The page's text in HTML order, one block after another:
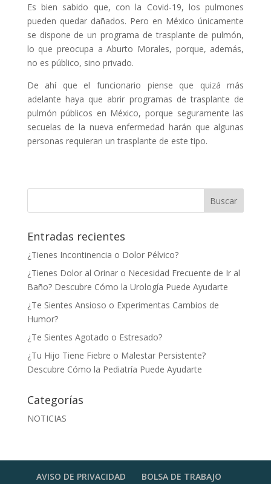
Es bien sabido que, con la Covid-19, los pulmones
pueden quedar dañados. Pero en México únicamente
se dispone de un programa de trasplante de pulmón,
lo que preocupa a Aburto Morales, porque, además,
no es público, sino privado.
De ahí que el funcionario piense que quizá más
adelante haya que abrir programas de trasplante de
pulmón públicos en México, porque seguramente las
secuelas de la nueva enfermedad harán que algunas
personas requieran un trasplante de este tipo.
Entradas recientes
¿Tienes Incontinencia o Dolor Pélvico?
¿Tienes Dolor al Orinar o Necesidad Frecuente de Ir al
Baño? Descubre Cómo la Urología Puede Ayudarte
¿Te Sientes Ansioso o Experimentas Cambios de
Humor?
¿Te Sientes Agotado o Estresado?
¿Tu Hijo Tiene Fiebre o Malestar Persistente?
Descubre Cómo la Pediatría Puede Ayudarte
Categorías
NOTICIAS
AVISO DE PRIVACIDAD BOLSA DE TRABAJO